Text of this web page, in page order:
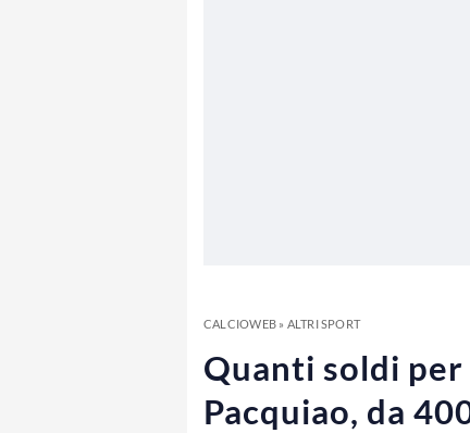
CALCIOWEB» ALTRI SPORT
Quanti soldi
Pacquiao, da